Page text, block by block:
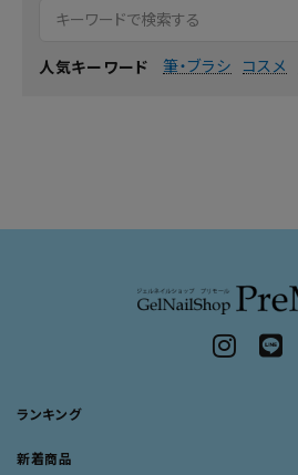
人気キーワード 筆・ブラシ コスメ
ランキング
新着商品